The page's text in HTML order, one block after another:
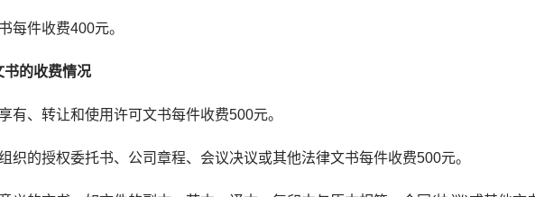
件收费400元。
书的收费情况
、转让和使用许可文书每件收费500元。
的授权委托书、公司章程、会议决议或其他法律文书每件收费500元。